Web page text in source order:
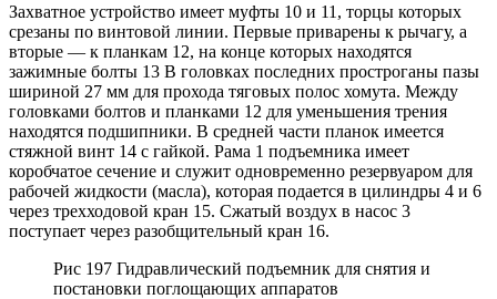
Захватное устройство имеет муфты 10 и 11, торцы которых
срезаны по винтовой линии. Первые приварены к рычагу, а
вторые — к планкам 12, на конце которых находятся
зажимные болты 13 В головках последних простроганы пазы
шириной 27 мм для прохода тяговых полос хомута. Между
головками болтов и планками 12 для уменьшения трения
находятся подшипники. В средней части планок имеется
стяжной винт 14 с гайкой. Рама 1 подъемника имеет
коробчатое сечение и служит одновременно резервуаром для
рабочей жидкости (масла), которая подается в цилиндры 4 и 6
через трехходовой кран 15. Сжатый воздух в насос 3
поступает через разобщительный кран 16.
Рис 197 Гидравлический подъемник для снятия и
постановки поглощающих аппаратов